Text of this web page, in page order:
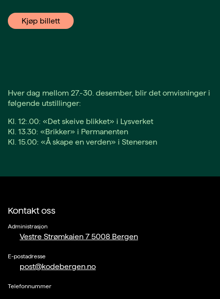
Kjøp billett
Hver dag mellom 27.-30. desember, blir det omvisninger i
følgende utstillinger:
Kl. 12:.00: «Det skeive blikket» i Lysverket
Kl. 13.30: «Brikker» i Permanenten
Kl. 15.00: «Å skape en verden» i Stenersen
Kontakt oss
Administrasjon
Vestre Strømkaien 7 5008 Bergen
E-postadresse
post@kodebergen.no
Telefonnummer